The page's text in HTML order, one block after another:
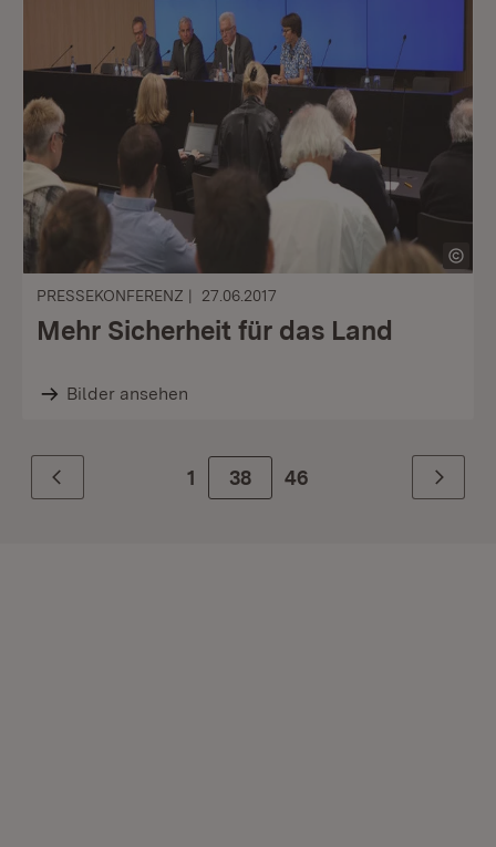
PRESSEKONFERENZ 27.06.2017
Mehr Sicherheit für das Land
Bilder ansehen
Zurück 1 Zur Seite
38 46 Weiter